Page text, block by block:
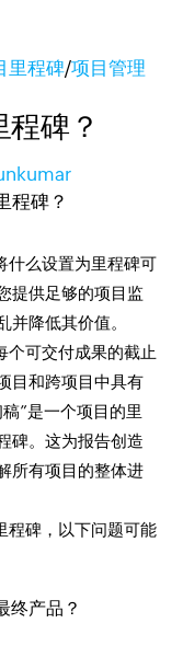
里程碑/项目管理
碑？
什么设置为里程碑可
提供足够的项目监
并降低其价值。
可交付成果的截止
目和跨项目中具有
”是一个项目的里
碑。这为报告创造
所有项目的整体进
程碑，以下问题可能
终产品？